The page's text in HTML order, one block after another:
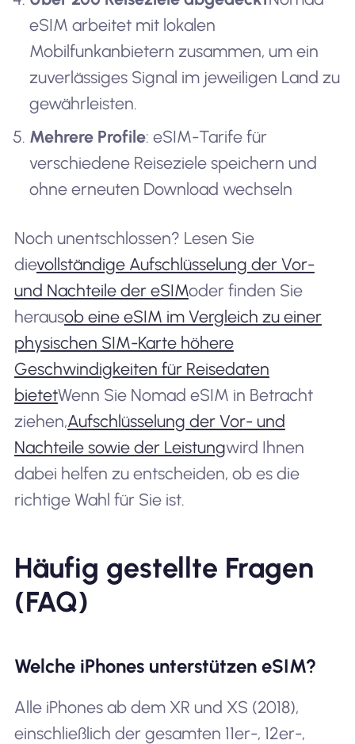
eSIM arbeitet mit lokalen
Mobilfunkanbietern zusammen, um ein
zuverlässiges Signal im jeweiligen Land zu
gewährleisten.
Mehrere Profile: eSIM-Tarife für
verschiedene Reiseziele speichern und
ohne erneuten Download wechseln
Noch unentschlossen? Lesen Sie
dievollständige Aufschlüsselung der Vor-
und Nachteile der eSIModer finden Sie
herausob eine eSIM im Vergleich zu einer
physischen SIM-Karte höhere
Geschwindigkeiten für Reisedaten
bietetWenn Sie Nomad eSIM in Betracht
ziehen,Aufschlüsselung der Vor- und
Nachteile sowie der Leistungwird Ihnen
dabei helfen zu entscheiden, ob es die
richtige Wahl für Sie ist.
Häufig gestellte Fragen
(FAQ)
Welche iPhones unterstützen eSIM?
Alle iPhones ab dem XR und XS (2018),
einschließlich der gesamten 11er-, 12er-,